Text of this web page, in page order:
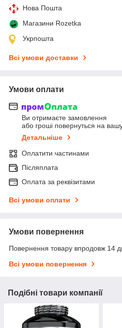
Нова Пошта
Магазини Rozetka
Укрпошта
Всі умови доставки
Умови оплати
Ви отримаєте замовлення
або гроші повернуться на
Детальніше
Оплатити частинами
Післяплата
Оплата за реквізитами
Всі умови оплати
Умови повернення
Повернення товару впродовж 14
Всі умови повернення
Подібні товари компанії